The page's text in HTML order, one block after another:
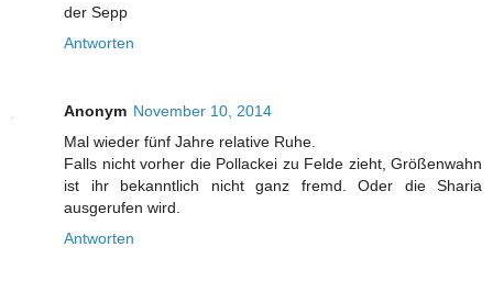
der Sepp
Antworten
Anonym November 10, 2014
Mal wieder fünf Jahre relative Ruhe.
Falls nicht vorher die Pollackei zu Felde zieht, Größenwahn
ist ihr bekanntlich nicht ganz fremd. Oder die Sharia
ausgerufen wird.
Antworten